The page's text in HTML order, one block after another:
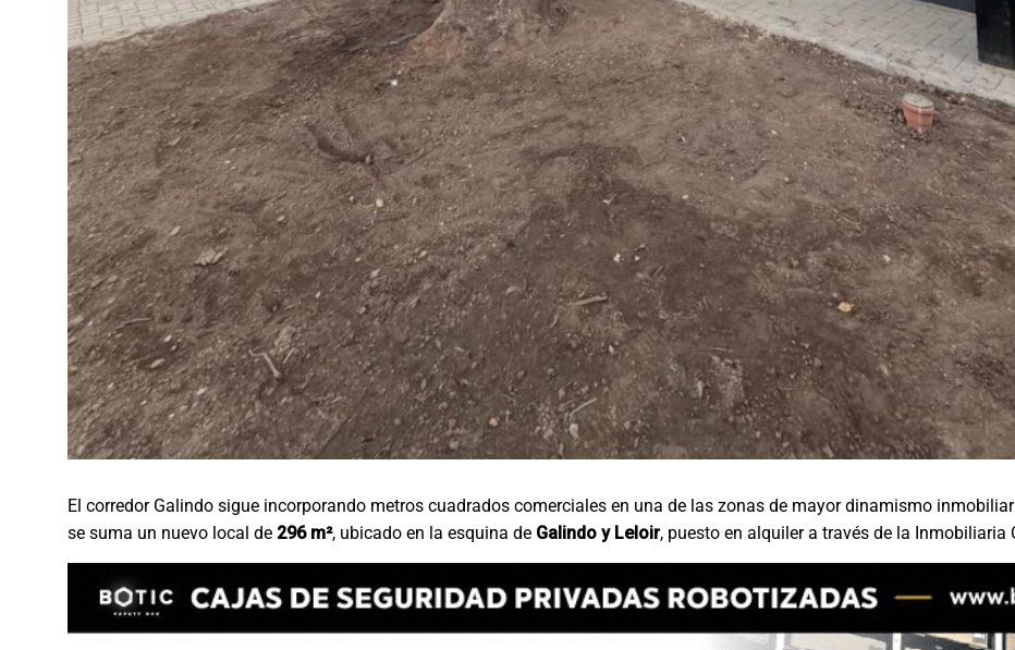
El corredor Galindo sigue incorporando metros cuadrados comerciales en una de las zonas de mayor dinamismo
se suma un nuevo local de 296 m², ubicado en la esquina de Galindo y Leloir, puesto en alquiler a través de la Inmobiliaria